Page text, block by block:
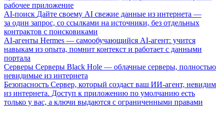
рабочее приложение
AI-поиск Дайте своему AI свежие данные из интернета —
за один запрос, со ссылками на источники, без отдельных
контрактов с поисковиками
AI-агенты Hermes — самообучающийся AI-агент: учится
навыкам из опыта, помнит контекст и работает с данными
портала
Серверы Серверы Black Hole — облачные серверы, полностью
невидимые из интернета
Безопасность Сервер, который создаст ваш ИИ-агент, невидим
из интернета. Доступ к приложению по умолчанию есть
только у вас, а ключи выдаются с ограниченными правами